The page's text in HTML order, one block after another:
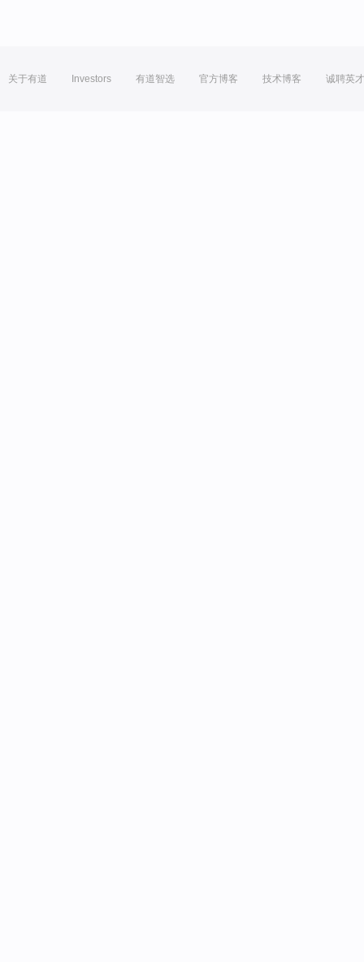
关于有道 Investors 有道智选 官方博客 技术博客 诚聘英才